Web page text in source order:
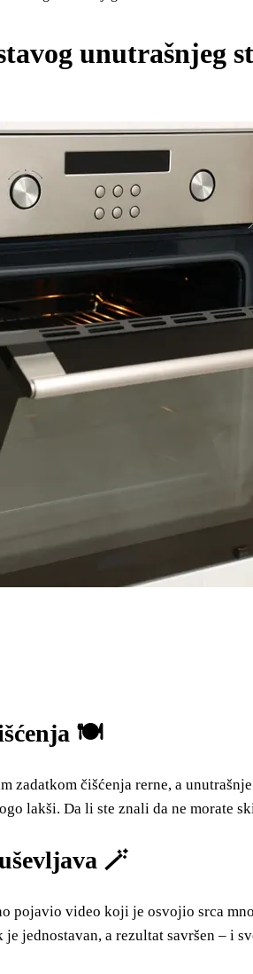
unutrašnjeg
🍽️
zadatkom čišćenja rerne, a
lakši. Da li ste znali da ne morate
🪄
pojavio video koji je osvojio srca
jednostavan, a rezultat savršen – i